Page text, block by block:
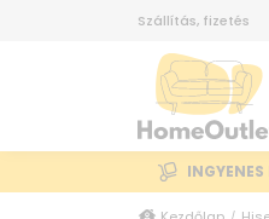
Szállítás, fizetés